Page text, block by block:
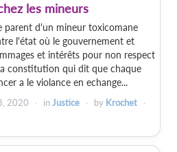
les mineurs
parent d'un mineur toxicomane
l'état où le gouvernement et
et intérêts pour non respect
constitution qui dit que chaque
a le violance en echange...
2020 inJustice by Krochet